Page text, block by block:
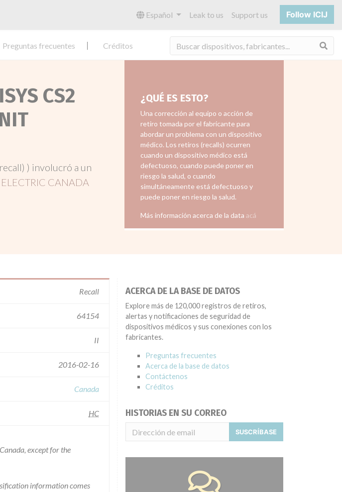
Español Leak to us Support us Follow ICIJ
Preguntas frecuentes Créditos
CS2
) involucró a un
CANADA
¿QUÉ ES ESTO?
Una corrección al equipo o acción de
retiro tomada por el fabricante para
abordar un problema con un dispositivo
médico. Los retiros (recalls) ocurren
cuando un dispositivo médico está
defectuoso, cuando puede poner en
riesgo la salud, o cuando
simultáneamente está defectuoso y
puede poner en riesgo la salud.
Más información acerca de la data acá
Recall
64154
II
2016-02-16
Canada
HC
except for the
information comes
ACERCA DE LA BASE DE DATOS
Explore más de 120,000 registros de retiros,
alertas y notificaciones de seguridad de
dispositivos médicos y sus conexiones con los
fabricantes.
Preguntas frecuentes
Acerca de la base de datos
Contáctenos
Créditos
HISTORIAS EN SU CORREO
SUSCRÍBASE